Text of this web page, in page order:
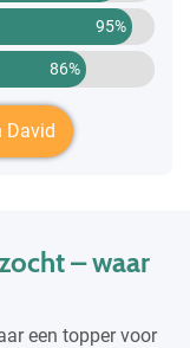
95%
86%
David
– waar
een topper voor